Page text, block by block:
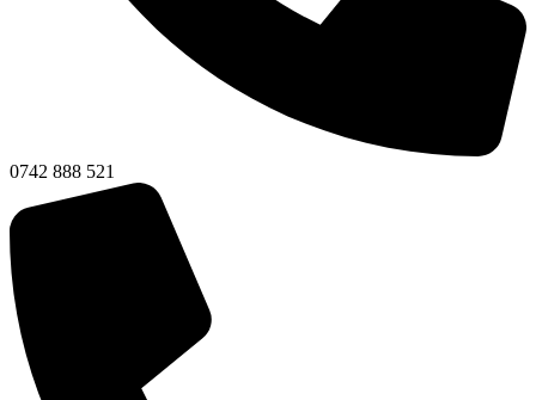
0742 888 521